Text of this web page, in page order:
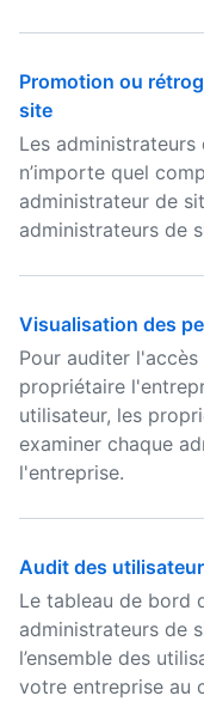
Promotion ou
site
Les
n’importe quel
administrateur de
administrateurs de
Visualisation des
Pour auditer
propriétaire
utilisateur, les
examiner chaque
l'entreprise.
Audit des
Le tableau de bord
administrateurs de
l’ensemble des
votre entreprise au